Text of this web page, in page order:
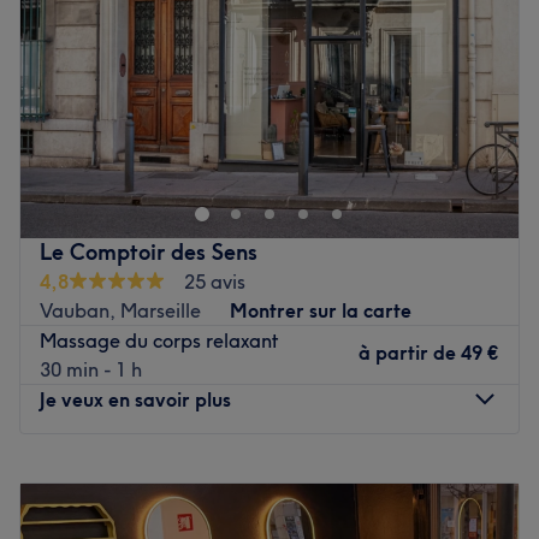
Samedi
10:00–
Dimanche
Fermé
Bienvenue chez Haïko - Centre Esthétique & Bien-être,
situé dans le 6e arrondissement de Marseille. Profitez
d'un moment rien qu'à vous grâce à des soins sur mesure
effectués avec professionnalisme. Que ce soit pour une
pause bien-être rapide ou une journée de cocooning, le
salon met l'accent sur les soins et garantit une expérience
mémorable.
Transport public le plus proche
A trois minutes à pied de la station du métro Castellane.
Le Comptoir des Sens
4,8
25 avis
Vauban, Marseille
Montrer sur la carte
Massage du corps relaxant
30 min - 1 h
à partir de 49 €
Je veux en savoir plus
–19:00
Mercredi
19:00